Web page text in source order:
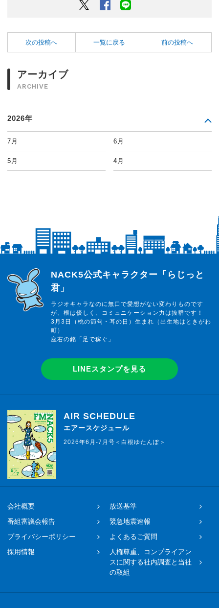
Twitter Facebook
次の投稿へ 一覧に戻る 前の投稿へ
アーカイブ
ARCHIVE
2026年
7月 6月
5月 4月
らじっと君
NACK5公式キャラクター「らじっと
君」
ラジオキャラなのに無口で愛想がない変わりものです
が、根は優しく、コミュニケーション力は抜群です！
3月3日（桃の節句・耳の日）生まれ（出生地はときがわ
町）
座右の銘「足で稼ぐ」
LINEスタンプを見る
AIR SCHEDULE
エアースケジュール
2026年6月-7月号＜白根ゆたんぽ＞
会社概要
放送基準
番組審議会報告
緊急地震速報
プライバシーポリシー
よくあるご質問
採用情報
人権尊重、コンプライアン
スに関する社内調査と当社
の取組